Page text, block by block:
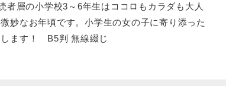
層の小学校3～6年生はココロもカラダも大人
妙なお年頃です。小学生の女の子に寄り添った
します！ B5判 無線綴じ